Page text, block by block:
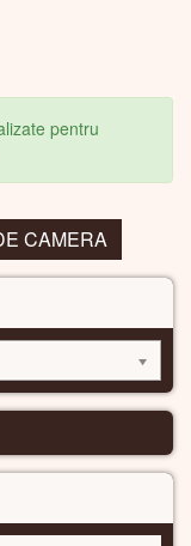
pentru
CAMERA